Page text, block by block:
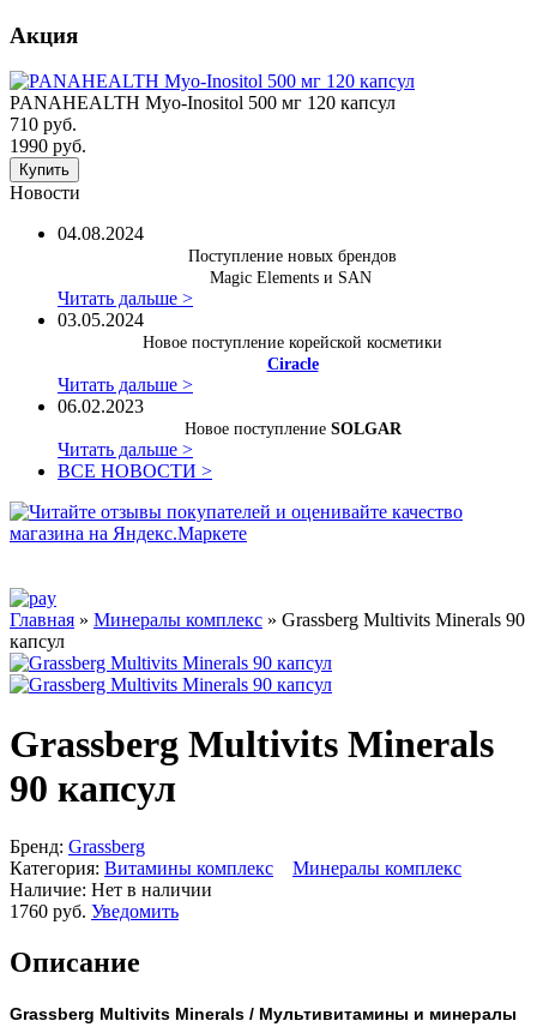
Акция
PANAHEALTH Myo-Inositol 500 мг 120 капсул
710 руб.
1990 руб.
Купить
Новости
04.08.2024
Поступление новых брендов
Magic Elements и SAN
Читать дальше >
03.05.2024
Новое поступление корейской косметики
Ciracle
Читать дальше >
06.02.2023
Новое поступление SOLGAR
Читать дальше >
ВСЕ НОВОСТИ >
Главная » Минералы комплекс » Grassberg Multivits Minerals 90
капсул
Grassberg Multivits Minerals
90 капсул
Бренд: Grassberg
Категория: Витамины комплекс
Минералы комплекс
Наличие: Нет в наличии
1760 руб. Уведомить
Описание
Grassberg Multivits Minerals / Мультивитамины и минералы